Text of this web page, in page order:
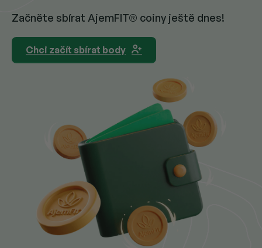
Začněte sbírat AjemFIT® coiny ještě dnes!
Chci začít sbírat body